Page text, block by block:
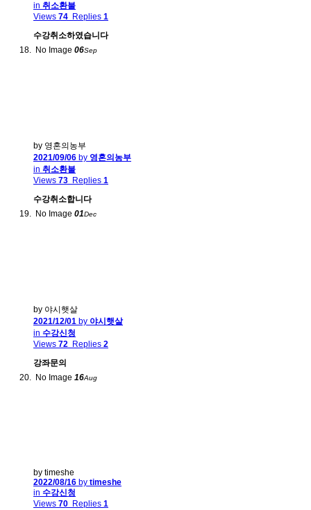
in 취소환불
Views 74 Replies 1
수강취소하였습니다
No Image 06Sep
by 영혼의농부
2021/09/06 by 영혼의농부
in 취소환불
Views 73 Replies 1
수강취소합니다
No Image 01Dec
by 야시햇살
2021/12/01 by 야시햇살
in 수강신청
Views 72 Replies 2
강좌문의
No Image 16Aug
by timeshe
2022/08/16 by timeshe
in 수강신청
Views 70 Replies 1